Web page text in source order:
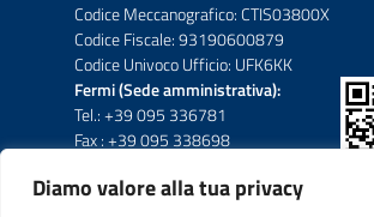
Diamo valore alla tua privacy
Codice Meccanografico: CTIS03800X
Codice Fiscale: 93190600879
Codice Univoco Ufficio: UFK6KK
Fermi (Sede amministrativa):
Tel.: +39 095 336781
Fax : +39 095 338698
Eredia-Deodato: